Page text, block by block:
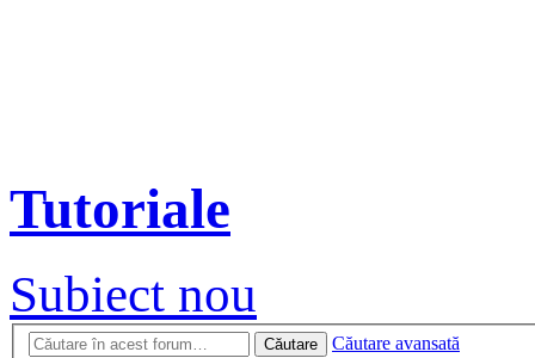
Tutoriale
Subiect nou
Căutare Căutare avansată